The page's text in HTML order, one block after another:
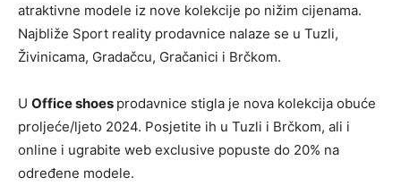
atraktivne modele iz nove kolekcije po nižim cijenama.
Najbliže Sport reality prodavnice nalaze se u Tuzli,
Živinicama, Gradačcu, Gračanici i Brčkom.
U Office shoes prodavnice stigla je nova kolekcija obuće
proljeće/ljeto 2024. Posjetite ih u Tuzli i Brčkom, ali i
online i ugrabite web exclusive popuste do 20% na
određene modele.